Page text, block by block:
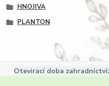
HNOJIVA
PLANTON
Otevirací doba